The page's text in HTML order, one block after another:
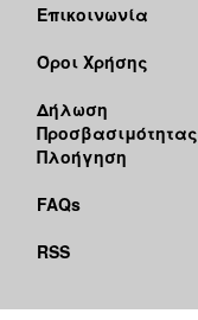
Επικοινωνία
Όροι Χρήσης
Δήλωση
Προσβασιμότητας
Πλοήγηση
FAQs
RSS